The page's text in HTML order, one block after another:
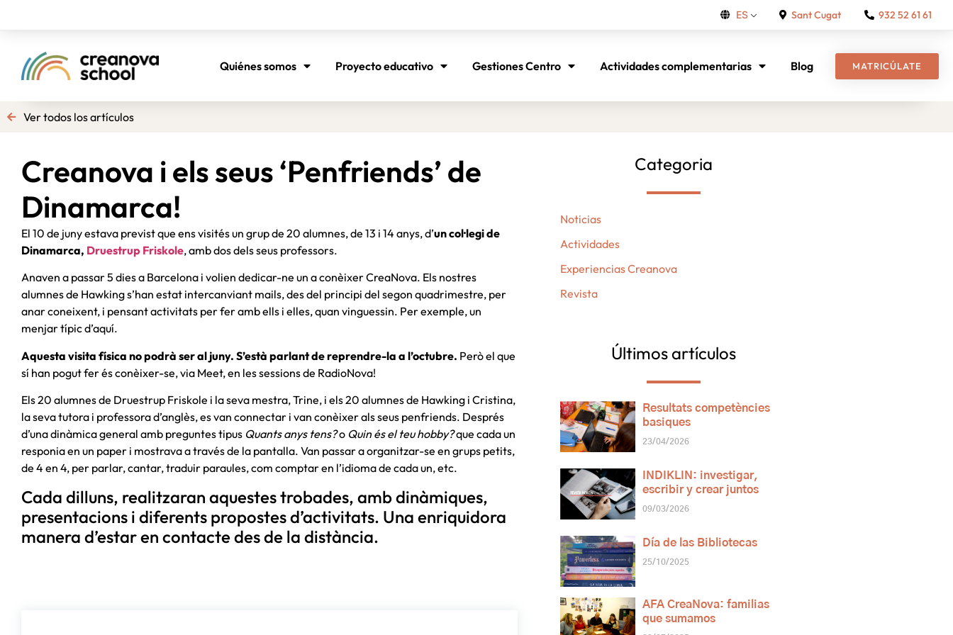
ES Sant Cugat 932 52 61 61
Quiénes somos Proyecto educativo Gestiones Centro Actividades complementarias Blog MATRICÚLATE
Ver todos los artículos
Creanova i els seus ‘Penfriends’ de
Dinamarca!
El 10 de juny estava previst que ens visités un grup de 20 alumnes, de 13 i 14 anys, d’un col·legi de
Dinamarca, Druestrup Friskole, amb dos dels seus professors.
Anaven a passar 5 dies a Barcelona i volien dedicar-ne un a conèixer CreaNova. Els nostres
alumnes de Hawking s’han estat intercanviant mails, des del principi del segon quadrimestre, per
anar coneixent, i pensant activitats per fer amb ells i elles, quan vinguessin. Per exemple, un
menjar típic d’aquí.
Aquesta visita física no podrà ser al juny. S’està parlant de reprendre-la a l’octubre. Però el que
sí han pogut fer és conèixer-se, via Meet, en les sessions de RadioNova!
Els 20 alumnes de Druestrup Friskole i la seva mestra, Trine, i els 20 alumnes de Hawking i Cristina,
la seva tutora i professora d’anglès, es van connectar i van conèixer als seus penfriends. Després
d’una dinàmica general amb preguntes tipus Quants anys tens?o Quin és el teu hobby?que cada un
responia en un paper i mostrava a través de la pantalla. Van passar a organitzar-se en grups petits,
de 4 en 4, per parlar, cantar, traduir paraules, com comptar en l’idioma de cada un, etc.
Cada dilluns, realitzaran aquestes trobades, amb dinàmiques,
presentacions i diferents propostes d’activitats. Una enriquidora
manera d’estar en contacte des de la distància.
Categoria
Noticias
Actividades
Experiencias Creanova
Revista
Últimos artículos
Resultats competències
basiques
23/04/2026
INDIKLIN: investigar,
escribir y crear juntos
09/03/2026
Día de las Bibliotecas
25/10/2025
AFA CreaNova: familias
que sumamos